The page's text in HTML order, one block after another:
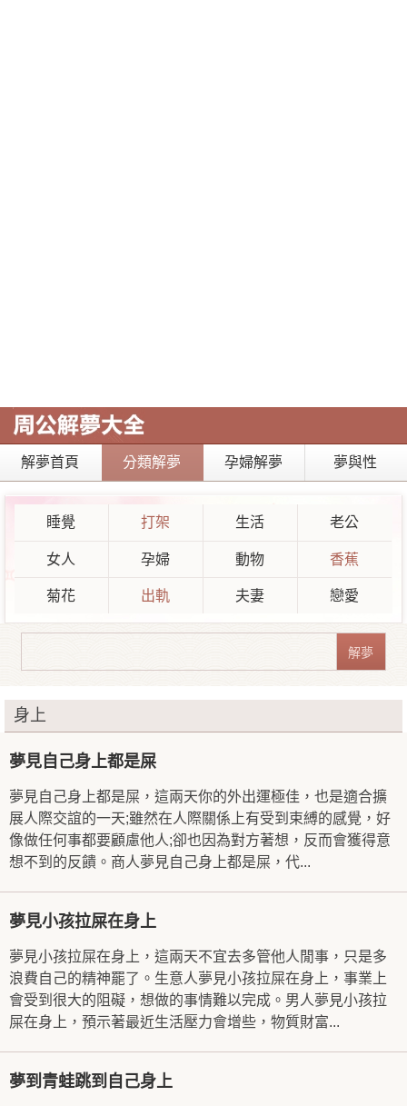
解夢首頁 分類解夢 孕婦解夢 夢與性
睡覺 打架 生活 老公
女人 孕婦 動物 香蕉
菊花 出軌 夫妻 戀愛
身上
夢見自己身上都是屎
夢見自己身上都是屎，這兩天你的外出運極佳，也是適合擴
展人際交誼的一天;雖然在人際關係上有受到束縛的感覺，好
像做任何事都要顧慮他人;卻也因為對方著想，反而會獲得意
想不到的反饋。商人夢見自己身上都是屎，代...
夢見小孩拉屎在身上
夢見小孩拉屎在身上，這兩天不宜去多管他人閒事，只是多
浪費自己的精神罷了。生意人夢見小孩拉屎在身上，事業上
會受到很大的阻礙，想做的事情難以完成。男人夢見小孩拉
屎在身上，預示著最近生活壓力會增些，物質財富...
夢到青蛙跳到自己身上